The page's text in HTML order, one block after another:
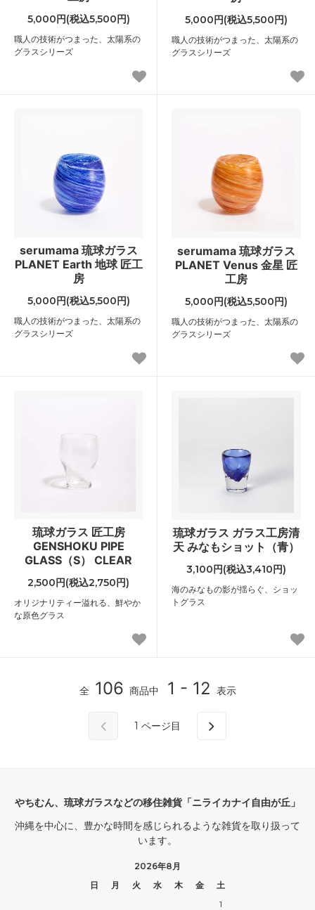
5,000円(税込5,500円)
職人の技術がつまった、太陽系の
グラスシリーズ
5,000円(税込5,500円)
職人の技術がつまった、太陽系の
グラスシリーズ
serumama 琉球ガラス
PLANET Earth 地球 匠工
房
5,000円(税込5,500円)
職人の技術がつまった、太陽系の
グラスシリーズ
serumama 琉球ガラス
PLANET Venus 金星 匠
工房
5,000円(税込5,500円)
職人の技術がつまった、太陽系の
グラスシリーズ
琉球ガラス 匠工房
GENSHOKU PIPE
GLASS（S） CLEAR
2,500円(税込2,750円)
オリジナリティー溢れる、鮮やか
な原色グラス
琉球ガラス ガラス工房清
天 みなもショット（青）
3,100円(税込3,410円)
海のみなもの影が揺らぐ、ショッ
トグラス
全 106 商品中 1 - 12 表示
1 ページ目
やちむん、琉球ガラスなどの移住雑貨「ニライカナイ自由が丘」
沖縄を中心に、豊かな時間を感じられるような雑貨を取り扱って
います。
2026年8月
日
月 火 水 木 金
土
1